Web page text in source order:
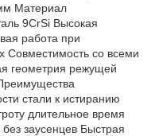
Материал
9CrSi Высокая
работа при
Совместимость со всеми
геометрия режущей
стали к истиранию
длительное время
заусенцев Быстрая